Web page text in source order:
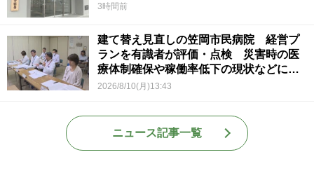
3時間前
建て替え見直しの笠岡市民病院 経営プ
ランを有識者が評価・点検 災害時の医
療体制確保や稼働率低下の現状などに意
見 岡山
2026/8/10(月)13:43
ニュース記事一覧